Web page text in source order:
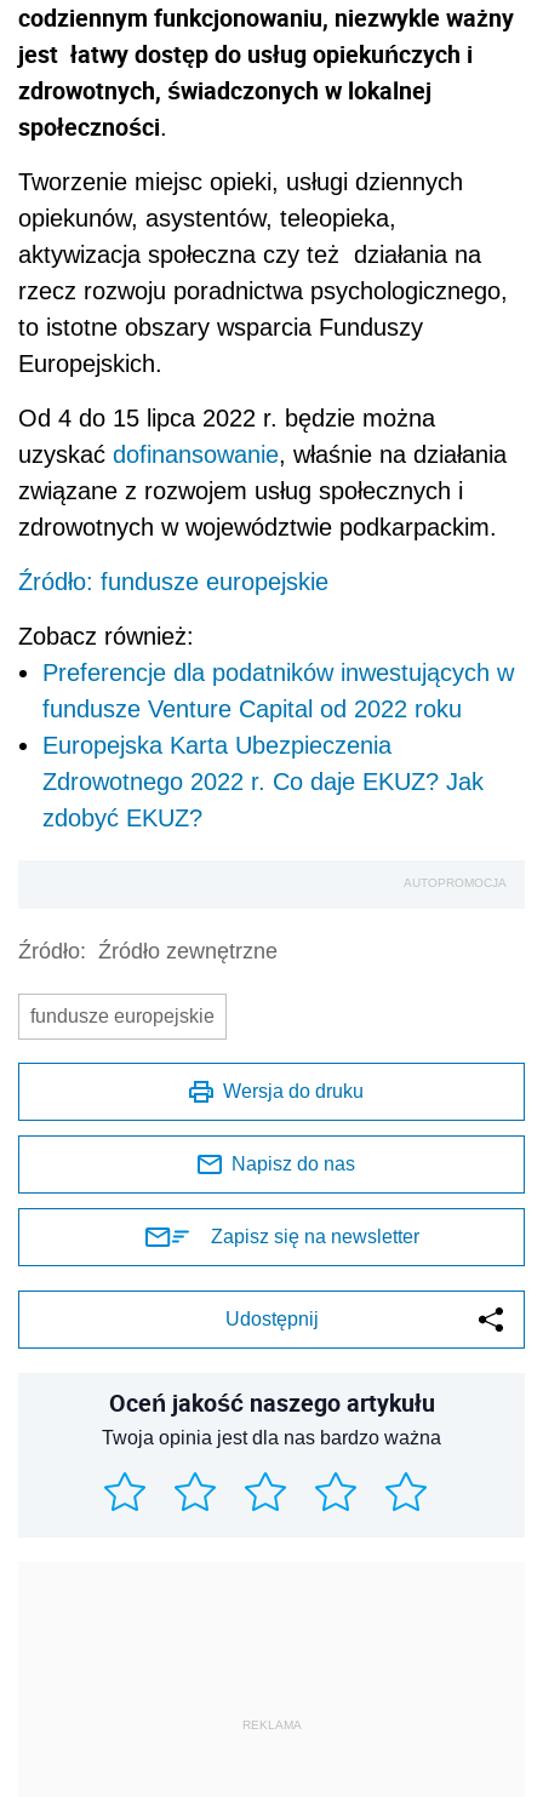
codziennym funkcjonowaniu, niezwykle ważny
jest łatwy dostęp do usług opiekuńczych i
zdrowotnych, świadczonych w lokalnej
społeczności.
Tworzenie miejsc opieki, usługi dziennych
opiekunów, asystentów, teleopieka,
aktywizacja społeczna czy też działania na
rzecz rozwoju poradnictwa psychologicznego,
to istotne obszary wsparcia Funduszy
Europejskich.
Od 4 do 15 lipca 2022 r. będzie można
uzyskać dofinansowanie, właśnie na działania
związane z rozwojem usług społecznych i
zdrowotnych w województwie podkarpackim.
Źródło: fundusze europejskie
Zobacz również:
Preferencje dla podatników inwestujących w
fundusze Venture Capital od 2022 roku
Europejska Karta Ubezpieczenia
Zdrowotnego 2022 r. Co daje EKUZ? Jak
zdobyć EKUZ?
AUTOPROMOCJA
Źródło: Źródło zewnętrzne
fundusze europejskie
Wersja do druku
Napisz do nas
Zapisz się na newsletter
Udostępnij
Oceń jakość naszego artykułu
Twoja opinia jest dla nas bardzo ważna
REKLAMA